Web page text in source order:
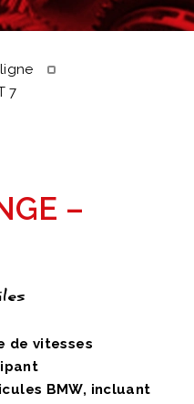
7
–
de vitesses
BMW, incluant